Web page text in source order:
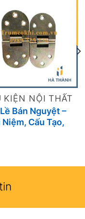
KIỆN NỘI THẤT
Bán Nguyệt –
Niệm, Cấu Tạo,